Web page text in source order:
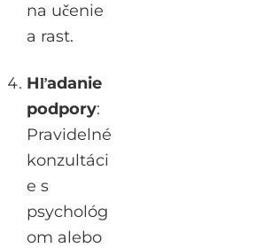
na učenie
a rast.
Hľadanie
podpory:
Pravidelné
konzultáci
e s
psychológ
om alebo